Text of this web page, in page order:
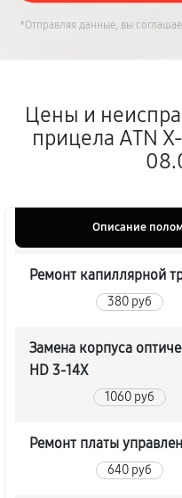
*Отправляя данные, вы
Цены и
прицела ATN
Описание
Ремонт капиллярной
380 руб
Замена корпуса
HD 3-14X
1060 руб
Ремонт платы
640 руб